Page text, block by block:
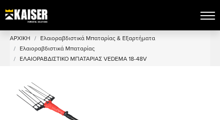
ΑΡΧΙΚΗ
Ελαιοραβδιστικά Μπαταρίας & Εξαρτήματα
Ελαιοραβδιστικά Μπαταρίας
ΕΛΑΙΟΡΑΒΔΙΣΤΙΚΟ ΜΠΑΤΑΡΙΑΣ VEDEMA 18-48V